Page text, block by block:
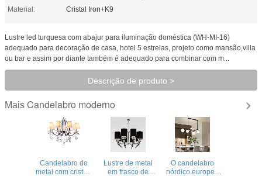
Material:
Cristal Iron+K9
Lustre led turquesa com abajur para iluminação doméstica (WH-MI-16)
adequado para decoração de casa, hotel 5 estrelas, projeto como mansão,villa
ou bar e assim por diante também é adequado para combinar com m...
Descrição de produto >
Mais Candelabro moderno
Candelabro do
metal com cristais
Lustre de metal
em frasco de
O candelabro
nórdico europeu